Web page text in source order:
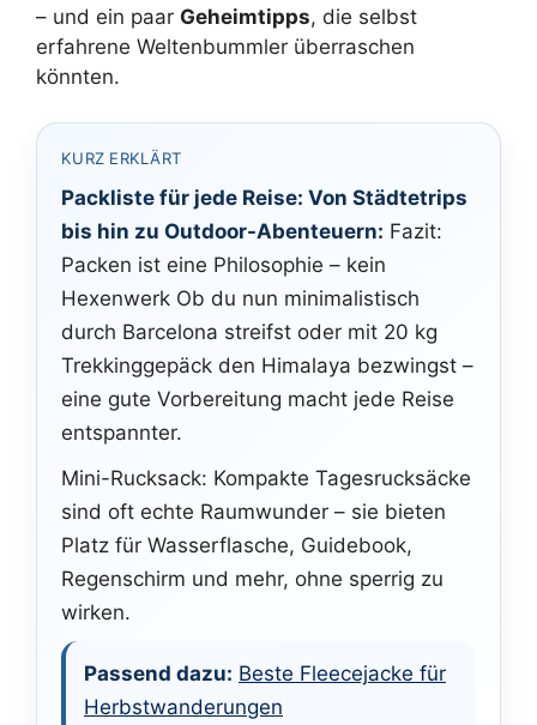
– und ein paar Geheimtipps, die selbst
erfahrene Weltenbummler überraschen
könnten.
KURZ ERKLÄRT
Packliste für jede Reise: Von Städtetrips
bis hin zu Outdoor-Abenteuern: Fazit:
Packen ist eine Philosophie – kein
Hexenwerk Ob du nun minimalistisch
durch Barcelona streifst oder mit 20 kg
Trekkinggepäck den Himalaya bezwingst –
eine gute Vorbereitung macht jede Reise
entspannter.
Mini-Rucksack: Kompakte Tagesrucksäcke
sind oft echte Raumwunder – sie bieten
Platz für Wasserflasche, Guidebook,
Regenschirm und mehr, ohne sperrig zu
wirken.
Passend dazu: Beste Fleecejacke für
Herbstwanderungen